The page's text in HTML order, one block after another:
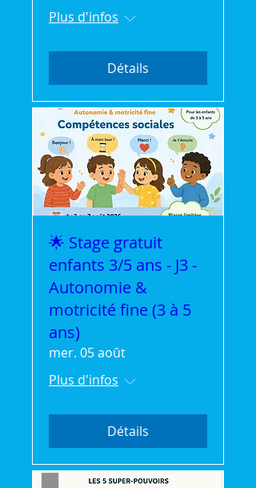
Plus d'infos
Détails
🌟 Stage gratuit
enfants 3/5 ans - J3 -
Autonomie &
motricité fine (3 à 5
ans)
mer. 05 août
Plus d'infos
Détails